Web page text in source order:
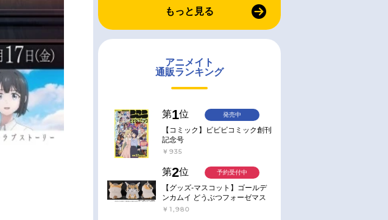
もっと見る
アニメイト
通販ランキング
第1位
【コミック】ビビビコミック創刊
記念号
￥935
発売中
第2位
【グッズ-マスコット】ゴールデ
ンカムイ どうぶつフォーゼマス
コット 4.尾形百之助【再販】
￥1,980
予約受付中